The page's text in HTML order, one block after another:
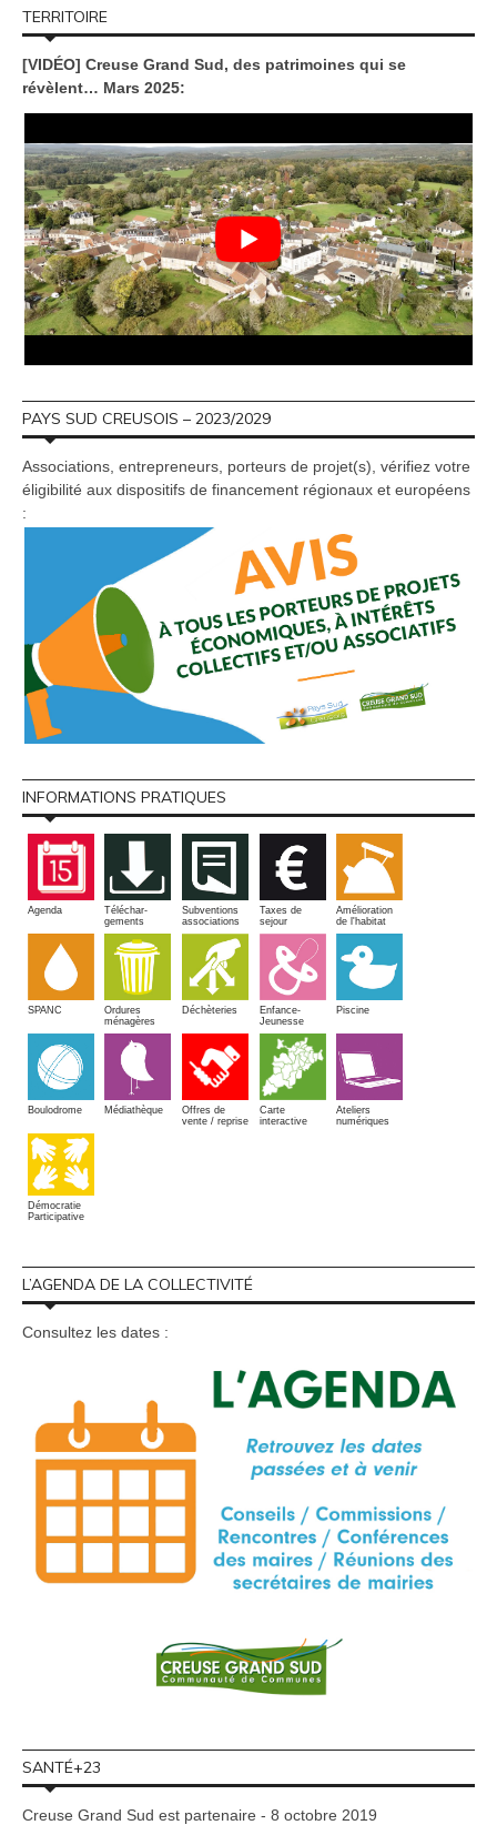
TERRITOIRE
[VIDÉO] Creuse Grand Sud, des patrimoines qui se
révèlent… Mars 2025:
PAYS SUD CREUSOIS – 2023/2029
Associations, entrepreneurs, porteurs de projet(s), vérifiez votre
éligibilité aux dispositifs de financement régionaux et européens
:
INFORMATIONS PRATIQUES
Agenda
Téléchar-
gements
Subventions
associations
Taxes de
sejour
Amélioration
de l'habitat
SPANC
Ordures
ménagères
Déchèteries
Enfance-
Jeunesse
Piscine
Boulodrome Médiathèque
Offres de
vente / reprise
Carte
interactive
Ateliers
numériques
Démocratie
Participative
L’AGENDA DE LA COLLECTIVITÉ
Consultez les dates :
SANTÉ+23
Creuse Grand Sud est partenaire - 8 octobre 2019